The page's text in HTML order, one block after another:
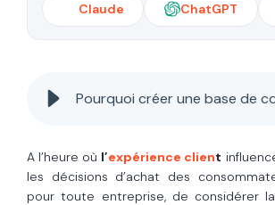
Claude ChatGPT
A l’heure où l’expérience client
les décisions d’achat des
pour toute entreprise, de considérer